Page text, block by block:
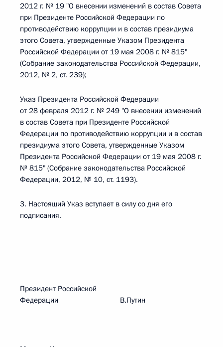
2012 г. № 19 "О внесении изменений в состав Совета
при Президенте Российской Федерации по
противодействию коррупции и в состав президиума
этого Совета, утвержденные Указом Президента
Российской Федерации от 19 мая 2008 г. № 815"
(Собрание законодательства Российской Федерации,
2012, № 2, ст. 239);
Указ Президента Российской Федерации
от 28 февраля 2012 г. № 249 "О внесении изменений
в состав Совета при Президенте Российской
Федерации по противодействию коррупции и в состав
президиума этого Совета, утвержденные Указом
Президента Российской Федерации от 19 мая 2008 г.
№ 815" (Собрание законодательства Российской
Федерации, 2012, № 10, ст. 1193).
3. Настоящий Указ вступает в силу со дня его
подписания.
Президент Российской
Федерации В.Путин